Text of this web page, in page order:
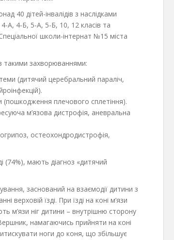
40 дітей-інвалідів з наслідками
А, 4-Б, 5-А, 5-Б, 10, 12 класів та
школи-інтернат №15 міста
такими захворюваннями:
(дитячий церебральний параліч,
плечового сплетіння).
м’язова дистрофія, аневральна
остеохондродистрофія,
(74%), мають діагноз «дитячий
заснований на взаємодії дитини з
їзді. При їзді на коні м’язи
м’язи ніг дитини – внутрішню сторону
намагаючись прийняти на коні
ноги до коня, що збільшує